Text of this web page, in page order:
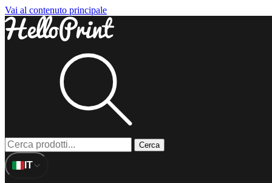
Vai al contenuto principale
Cerca
IT